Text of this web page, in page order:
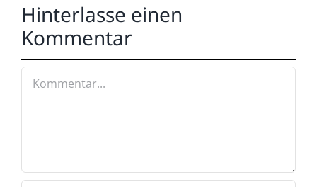
Hinterlasse einen
Kommentar